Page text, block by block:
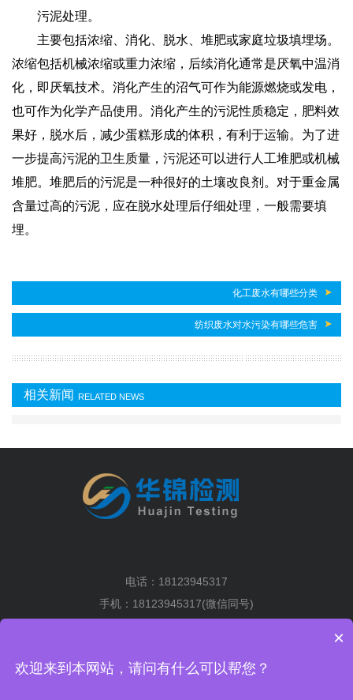
污泥处理。
主要包括浓缩、消化、脱水、堆肥或家庭垃圾填埋场。
浓缩包括机械浓缩或重力浓缩，后续消化通常是厌氧中温消
化，即厌氧技术。消化产生的沼气可作为能源燃烧或发电，
也可作为化学产品使用。消化产生的污泥性质稳定，肥料效
果好，脱水后，减少蛋糕形成的体积，有利于运输。为了进
一步提高污泥的卫生质量，污泥还可以进行人工堆肥或机械
堆肥。堆肥后的污泥是一种很好的土壤改良剂。对于重金属
含量过高的污泥，应在脱水处理后仔细处理，一般需要填
埋。
化工废水有哪些分类
纺织废水对水污染有哪些危害
相关新闻 RELATED NEWS
电话：18123945317
手机：18123945317(微信同号)
×
欢迎来到本网站，请问有什么可以帮您？